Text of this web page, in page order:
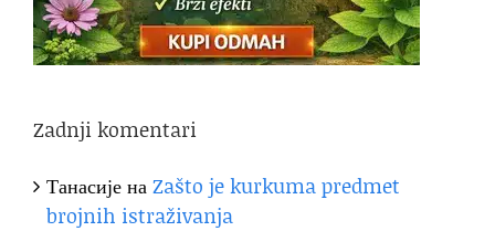
Zadnji komentari
ТанасијенаZašto je kurkuma predmet
brojnih istraživanja